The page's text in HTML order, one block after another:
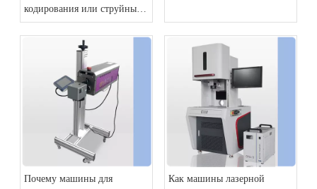
кодирования или струйный
принтер: что лучше для
производственных линий?
трехмерным рельефным
эффектам
Почему машины для
Как машины лазерной